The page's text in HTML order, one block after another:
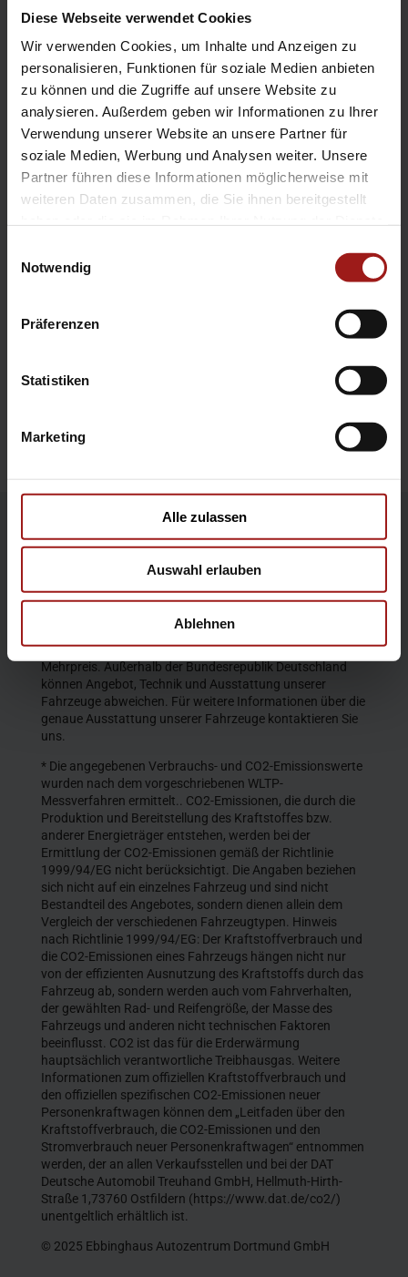
Diese Webseite verwendet Cookies
Wir verwenden Cookies, um Inhalte und Anzeigen zu
personalisieren, Funktionen für soziale Medien anbieten
zu können und die Zugriffe auf unsere Website zu
analysieren. Außerdem geben wir Informationen zu Ihrer
Verwendung unserer Website an unsere Partner für
soziale Medien, Werbung und Analysen weiter. Unsere
Partner führen diese Informationen möglicherweise mit
weiteren Daten zusammen, die Sie ihnen bereitgestellt
Notwendig
Präferenzen
Statistiken
Marketing
Alle zulassen
Auswahl erlauben
Ablehnen
EA Standorte
Ebbinghaus am Flughafen – Dortmund Sölde
Ebbinghaus am Tierpark – Dortmund Kirchhörde
Ebbinghaus Autozentrum – Dortmund Dorstfeld
Ebbinghaus Ford Store – Bochum
Ebbinghaus in Hamm
Ebbinghaus in Kamen
Ebbinghaus in Unna
Garantie
Die Produktbeschreibungen und Abbildungen enthalten
teilweise auch Sonderausstattungen, die nicht zum
entspricht dem Stand bei Veröffentlichung. Wir behalten
Die abgebildeten Farben geben den wirklichen Farbton nur
annähernd wieder. Gezeigte Sonderausstattungen gegen
Mehrpreis. Außerhalb der Bundesrepublik Deutschland
können Angebot, Technik und Ausstattung unserer
Fahrzeuge abweichen. Für weitere Informationen über die
genaue Ausstattung unserer Fahrzeuge kontaktieren Sie
uns.
* Die angegebenen Verbrauchs- und CO2-Emissionswerte
wurden nach dem vorgeschriebenen WLTP-
Messverfahren ermittelt.. CO2-Emissionen, die durch die
Produktion und Bereitstellung des Kraftstoffes bzw.
anderer Energieträger entstehen, werden bei der
Ermittlung der CO2-Emissionen gemäß der Richtlinie
1999/94/EG nicht berücksichtigt. Die Angaben beziehen
sich nicht auf ein einzelnes Fahrzeug und sind nicht
Bestandteil des Angebotes, sondern dienen allein dem
Vergleich der verschiedenen Fahrzeugtypen. Hinweis
nach Richtlinie 1999/94/EG: Der Kraftstoffverbrauch und
die CO2-Emissionen eines Fahrzeugs hängen nicht nur
von der effizienten Ausnutzung des Kraftstoffs durch das
Fahrzeug ab, sondern werden auch vom Fahrverhalten,
der gewählten Rad- und Reifengröße, der Masse des
Fahrzeugs und anderen nicht technischen Faktoren
beeinflusst. CO2 ist das für die Erderwärmung
hauptsächlich verantwortliche Treibhausgas. Weitere
Informationen zum offiziellen Kraftstoffverbrauch und
den offiziellen spezifischen CO2-Emissionen neuer
Personenkraftwagen können dem „Leitfaden über den
Kraftstoffverbrauch, die CO2-Emissionen und den
Stromverbrauch neuer Personenkraftwagen“ entnommen
werden, der an allen Verkaufsstellen und bei der DAT
Deutsche Automobil Treuhand GmbH, Hellmuth-Hirth-
Straße 1,73760 Ostfildern (https://www.dat.de/co2/)
unentgeltlich erhältlich ist.
© 2025 Ebbinghaus Autozentrum Dortmund GmbH